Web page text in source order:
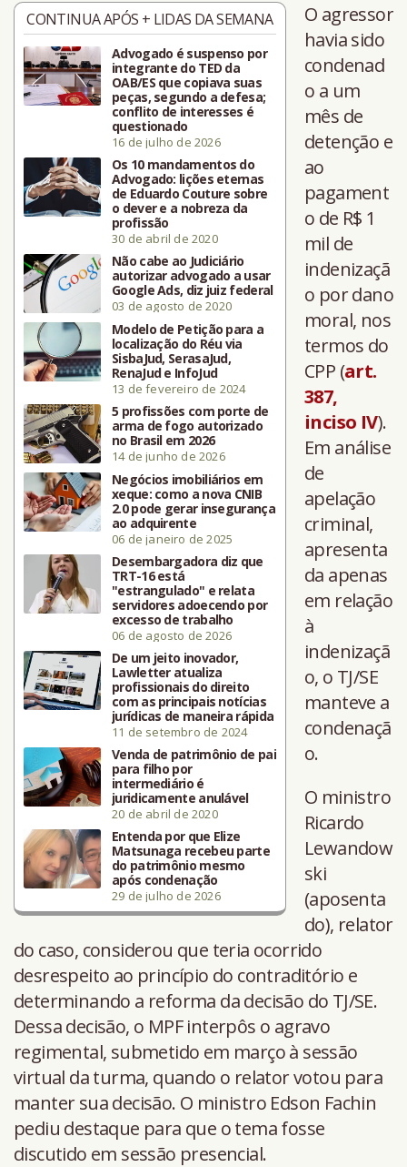
CONTINUA APÓS + LIDAS DA SEMANA
Advogado é suspenso por
integrante do TED da
OAB/ES que copiava suas
peças, segundo a defesa;
conflito de interesses é
questionado
16 de julho de 2026
Os 10 mandamentos do
Advogado: lições eternas
de Eduardo Couture sobre
o dever e a nobreza da
profissão
30 de abril de 2020
Não cabe ao Judiciário
autorizar advogado a usar
Google Ads, diz juiz federal
03 de agosto de 2020
Modelo de Petição para a
localização do Réu via
SisbaJud, SerasaJud,
RenaJud e InfoJud
13 de fevereiro de 2024
5 profissões com porte de
arma de fogo autorizado
no Brasil em 2026
14 de junho de 2026
Negócios imobiliários em
xeque: como a nova CNIB
2.0 pode gerar insegurança
ao adquirente
06 de janeiro de 2025
Desembargadora diz que
TRT-16 está
"estrangulado" e relata
servidores adoecendo por
excesso de trabalho
06 de agosto de 2026
De um jeito inovador,
Lawletter atualiza
profissionais do direito
com as principais notícias
jurídicas de maneira rápida
11 de setembro de 2024
Venda de patrimônio de pai
para filho por
intermediário é
juridicamente anulável
20 de abril de 2020
Entenda por que Elize
Matsunaga recebeu parte
do patrimônio mesmo
após condenação
29 de julho de 2026
O agressor
havia sido
condenad
o a um
mês de
detenção e
ao
pagament
o de R$ 1
mil de
indenizaçã
o por dano
moral, nos
termos do
CPP (art.
387,
inciso IV).
Em análise
de
apelação
criminal,
apresenta
da apenas
em relação
à
indenizaçã
o, o TJ/SE
manteve a
condenaçã
o.
O ministro
Ricardo
Lewandow
ski
(aposenta
do), relator
do caso, considerou que teria ocorrido
desrespeito ao princípio do contraditório e
determinando a reforma da decisão do TJ/SE.
Dessa decisão, o MPF interpôs o agravo
regimental, submetido em março à sessão
virtual da turma, quando o relator votou para
manter sua decisão. O ministro Edson Fachin
pediu destaque para que o tema fosse
discutido em sessão presencial.